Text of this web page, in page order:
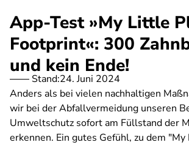
App-Test »My Little
Footprint«: 300
und kein Ende!
Stand:24. Juni 2024
Anders als bei vielen nachhaltigen
wir bei der Abfallvermeidung unseren
Umweltschutz sofort am Füllstand der
erkennen. Ein gutes Gefühl, zu dem